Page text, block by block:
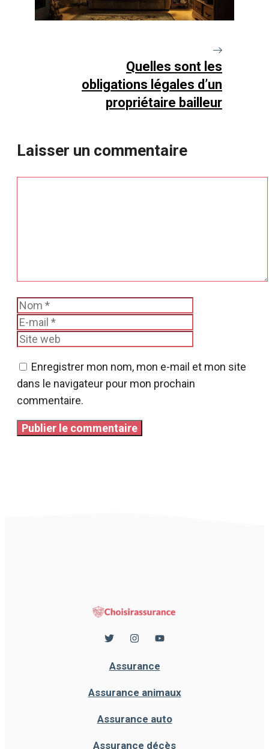
Quelles sont les
obligations légales d’un
propriétaire bailleur
Laisser un commentaire
Nom
Enregistrer mon nom, mon e-mail et mon site
dans le navigateur pour mon prochain
commentaire.
Assurance
Assurance animaux
Assurance auto
Assurance décès